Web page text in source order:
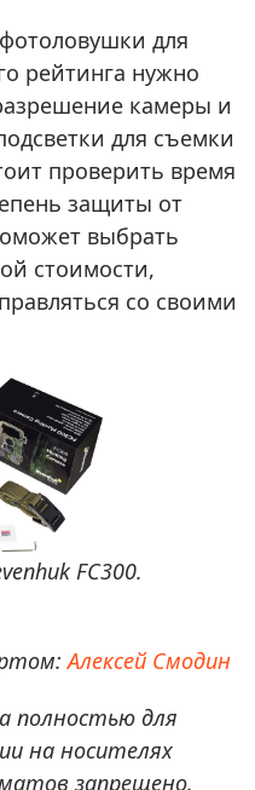
для
рейтинга нужно
камеры и
для съемки
проверить время
защиты от
выбрать
стоимости,
со своими
FC300.
Алексей Смодин
полностью для
на носителях
запрещено.